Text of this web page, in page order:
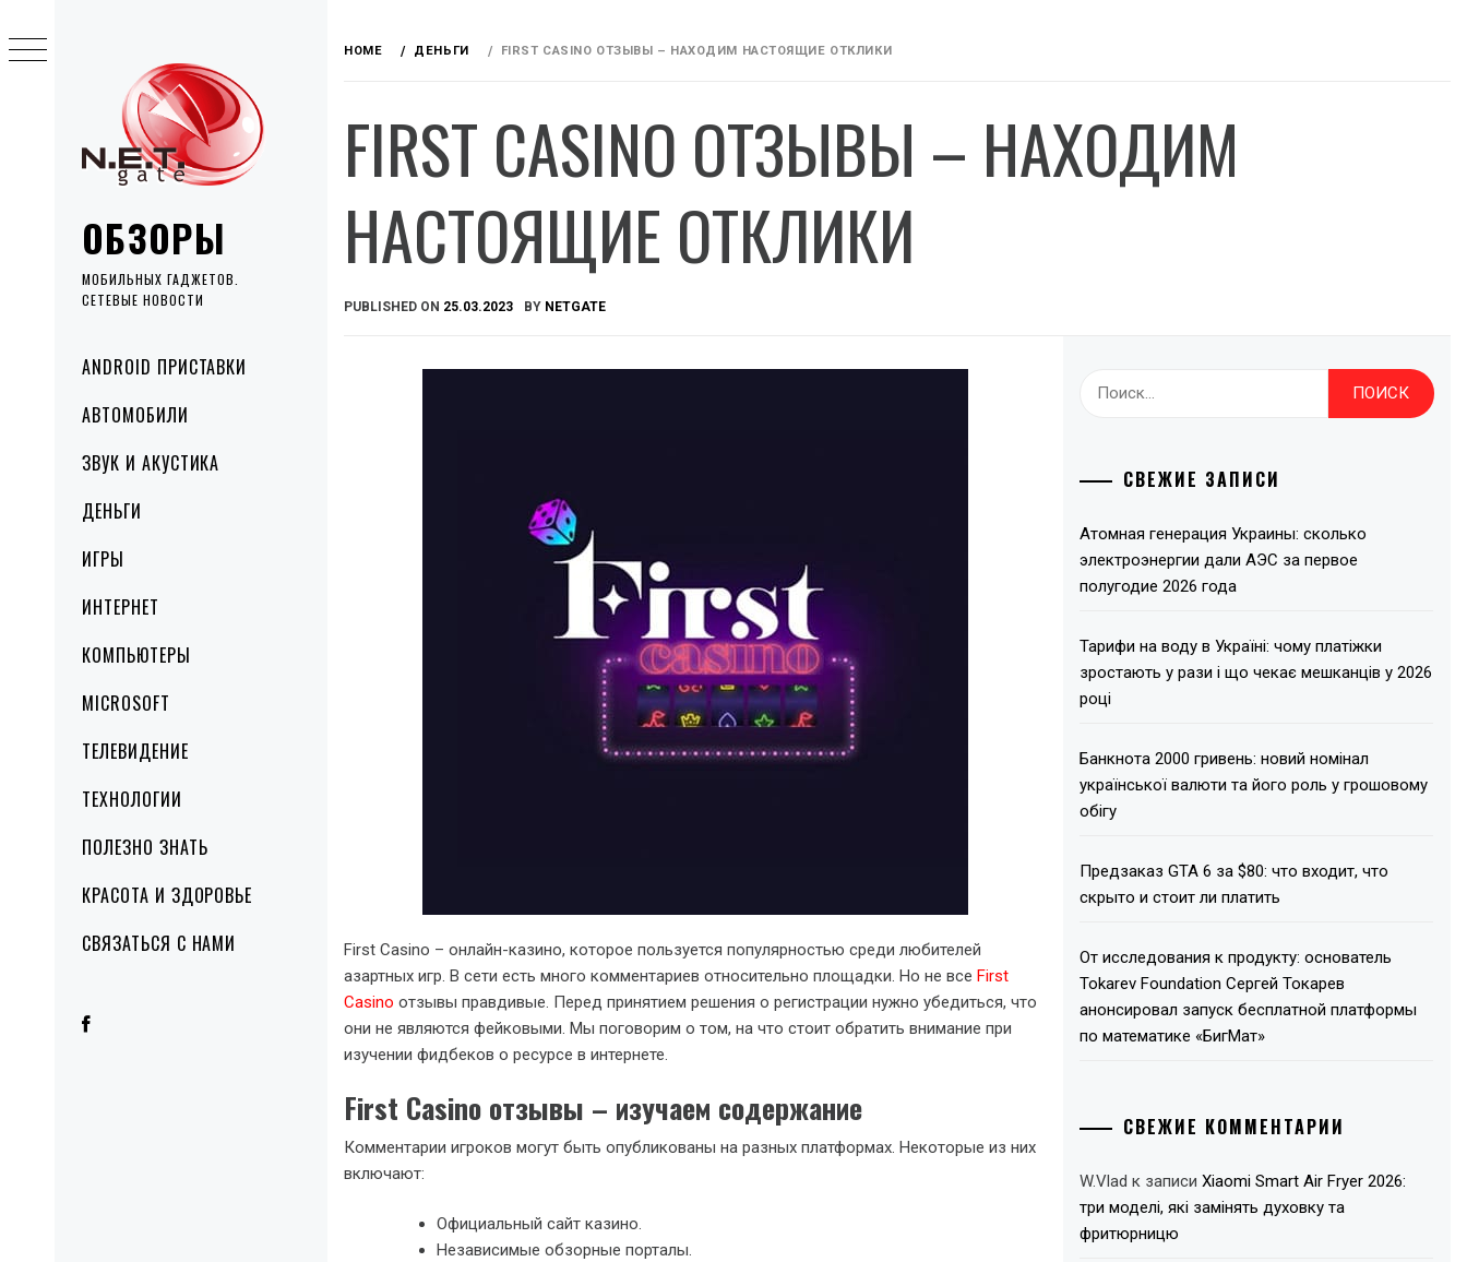
ОБЗОРЫ
МОБИЛЬНЫХ ГАДЖЕТОВ.
СЕТЕВЫЕ НОВОСТИ
Primary
Menu
ANDROID ПРИСТАВКИ
АВТОМОБИЛИ
ЗВУК И АКУСТИКА
ДЕНЬГИ
ИГРЫ
ИНТЕРНЕТ
КОМПЬЮТЕРЫ
MICROSOFT
ТЕЛЕВИДЕНИЕ
ТЕХНОЛОГИИ
ПОЛЕЗНО ЗНАТЬ
КРАСОТА И ЗДОРОВЬЕ
СВЯЗАТЬСЯ С НАМИ
to
content
HOME ДЕНЬГИ FIRST CASINO ОТЗЫВЫ – НАХОДИМ НАСТОЯЩИЕ ОТКЛИКИ
FIRST CASINO ОТЗЫВЫ – НАХОДИМ
НАСТОЯЩИЕ ОТКЛИКИ
PUBLISHED ON 25.03.2023 BY NETGATE
First Casino – онлайн-казино, которое пользуется популярностью среди любителей
азартных игр. В сети есть много комментариев относительно площадки. Но не все First
Casino отзывы правдивые. Перед принятием решения о регистрации нужно убедиться, что
они не являются фейковыми. Мы поговорим о том, на что стоит обратить внимание при
изучении фидбеков о ресурсе в интернете.
First Casino отзывы – изучаем содержание
Комментарии игроков могут быть опубликованы на разных платформах. Некоторые из них
включают:
Официальный сайт казино.
Независимые обзорные порталы.
Найти:
СВЕЖИЕ ЗАПИСИ
Атомная генерация Украины: сколько
электроэнергии дали АЭС за первое
полугодие 2026 года
Тарифи на воду в Україні: чому платіжки
зростають у рази і що чекає мешканців у 2026
році
Банкнота 2000 гривень: новий номінал
української валюти та його роль у грошовому
обігу
Предзаказ GTA 6 за $80: что входит, что
скрыто и стоит ли платить
От исследования к продукту: основатель
Tokarev Foundation Сергей Токарев
анонсировал запуск бесплатной платформы
по математике «БигМат»
СВЕЖИЕ КОММЕНТАРИИ
W.Vlad к записиXiaomi Smart Air Fryer 2026:
три моделі, які замінять духовку та
фритюрницю